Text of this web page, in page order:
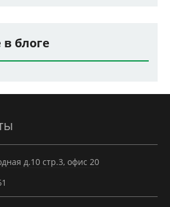
блоге
д.10 стр.3, офис 20